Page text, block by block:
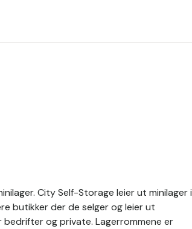
City Self-Storage leier ut minilager i
butikker der de selger og leier ut
og private. Lagerrommene er